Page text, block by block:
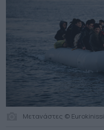
Μετανάστες © Eurokinissi